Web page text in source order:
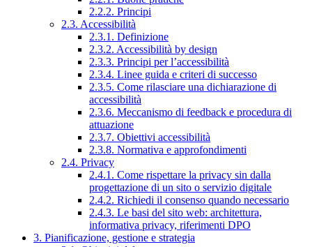
2.2.2. Principi
2.3. Accessibilità
2.3.1. Definizione
2.3.2. Accessibilità by design
2.3.3. Principi per l’accessibilità
2.3.4. Linee guida e criteri di successo
2.3.5. Come rilasciare una dichiarazione di
accessibilità
2.3.6. Meccanismo di feedback e procedura di
attuazione
2.3.7. Obiettivi accessibilità
2.3.8. Normativa e approfondimenti
2.4. Privacy
2.4.1. Come rispettare la privacy sin dalla
progettazione di un sito o servizio digitale
2.4.2. Richiedi il consenso quando necessario
2.4.3. Le basi del sito web: architettura,
informativa privacy, riferimenti DPO
3. Pianificazione, gestione e strategia